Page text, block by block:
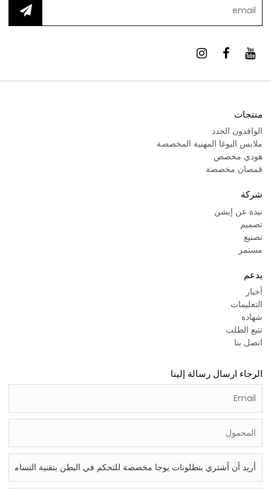
منتجات
الوافدون الجدد
ملابس اليوغا المهنية المخصصة
هودي مخصص
قمصان مخصصة
شركة
نبذة عن إيشن
تصميم
تصنيع
مستمر
يدعم
أخبار
التعليمات
شهادة
تتبع الطلب
اتصل بنا
الرجاء ارسال رسالة إلينا